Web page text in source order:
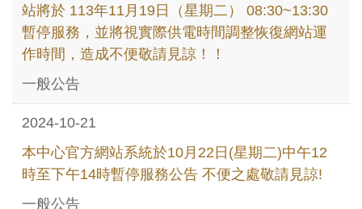
站將於 113年11月19日（星期二） 08:30~13:30
暫停服務，並將視實際供電時間調整恢復網站運
作時間，造成不便敬請見諒！！
一般公告
2024-10-21
本中心官方網站系統於10月22日(星期二)中午12
時至下午14時暫停服務公告 不便之處敬請見諒!
一般公告